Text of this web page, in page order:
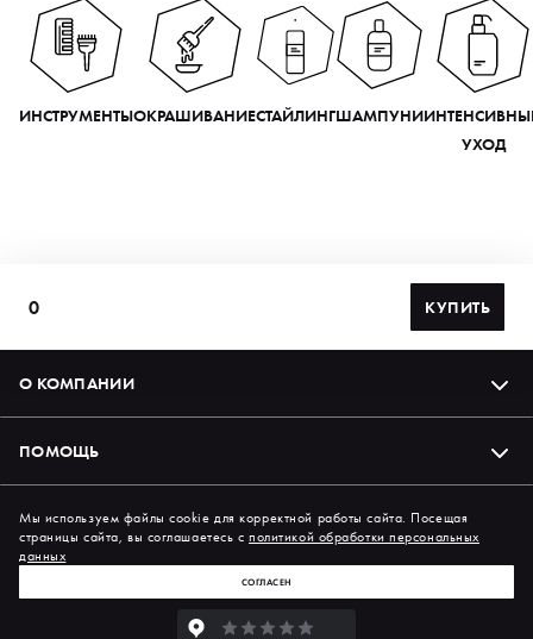
ИНСТРУМЕНТЫОКРАШИВАНИЕСТАЙЛИНГШАМПУНИ
УХОД
0 КУПИТЬ
О КОМПАНИИ
ПОМОЩЬ
Подпишись на нас в соцсетях
Мы используем файлы cookie для корректной работы сайта. Посещая
страницы сайта, вы соглашаетесь сполитикой обработки персональных
данных
СОГЛАСЕН